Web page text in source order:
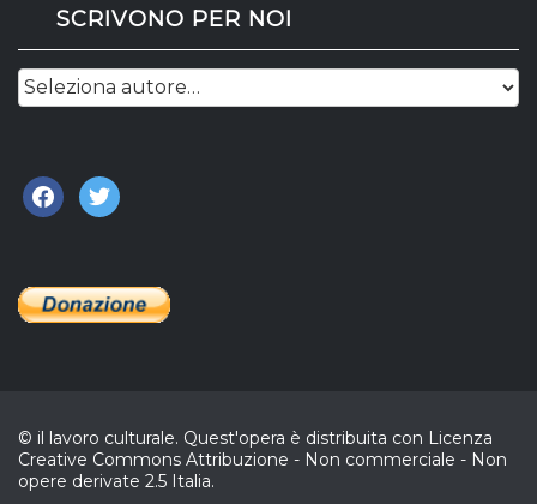
SCRIVONO PER NOI
facebook
twitter
© il lavoro culturale. Quest'opera è distribuita con Licenza
Creative Commons Attribuzione - Non commerciale - Non
opere derivate 2.5 Italia.